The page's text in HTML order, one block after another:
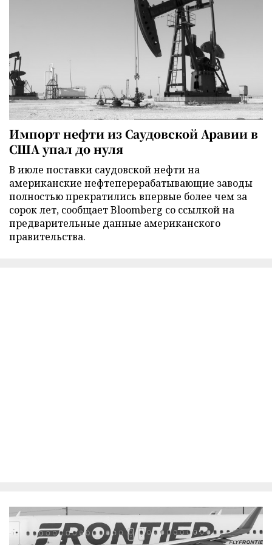
Импорт нефти из Саудовской Аравии в
США упал до нуля
В июле поставки саудовской нефти на
американские нефтеперерабатывающие заводы
полностью прекратились впервые более чем за
сорок лет, сообщает Bloomberg со ссылкой на
предварительные данные американского
правительства.